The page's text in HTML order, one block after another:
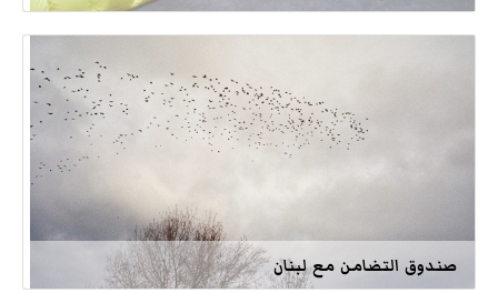
صندوق التضامن مع لبنان